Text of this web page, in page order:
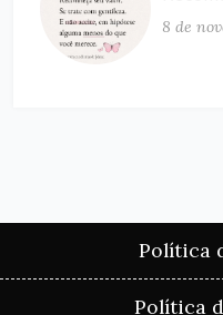
8 de
Política
Política